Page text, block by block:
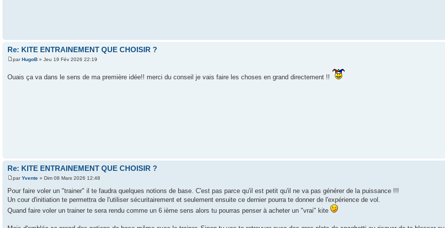
Re: KITE ENTRAINEMENT QUE CHOISIR ?
parHugoB » Jeu 19 Fév 2026 22:19
Ouais ça va dans le sens de ma première idée!! merci du conseil je vais faire les choses en grand directement !!
Re: KITE ENTRAINEMENT QUE CHOISIR ?
parYvente » Dim 08 Mars 2026 12:48
Pour faire voler un "trainer" il te faudra quelques notions de base. C'est pas parce qu'il est petit qu'il ne va pas générer de la puissance !!!
Un cour d'initiation te permettra de l'utiliser sécuritairement et seulement ensuite ce dernier pourra te donner de l'expérience de vol.
Quand faire voler un trainer te sera rendu comme un 6 ième sens alors tu pourras penser à acheter un "vrai" kite